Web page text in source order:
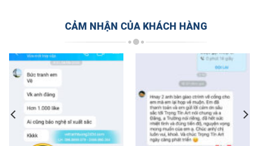
CẢM NHẬN CỦA KHÁCH HÀNG